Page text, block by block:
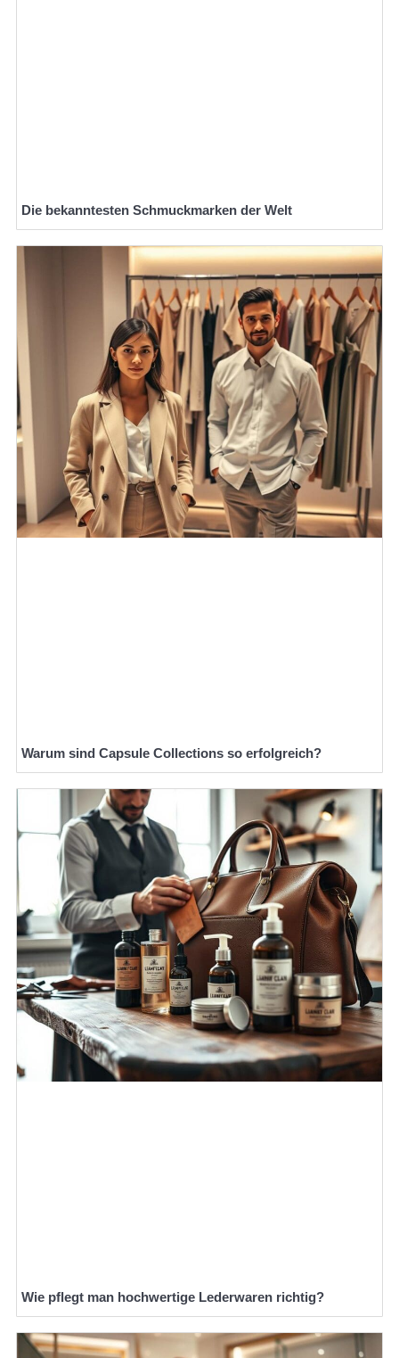
Die bekanntesten Schmuckmarken der Welt
Warum sind Capsule Collections so erfolgreich?
Wie pflegt man hochwertige Lederwaren richtig?